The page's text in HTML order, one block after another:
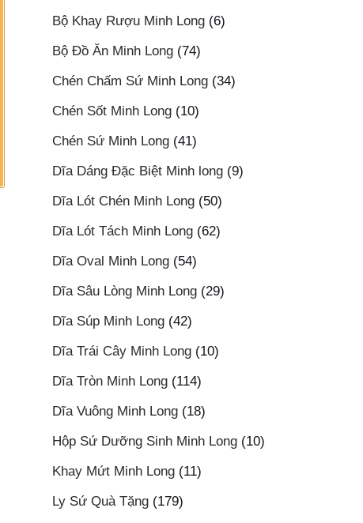
Bộ Khay Rượu Minh Long (6)
Bộ Đồ Ăn Minh Long (74)
Chén Chấm Sứ Minh Long (34)
Chén Sốt Minh Long (10)
Chén Sứ Minh Long (41)
Dĩa Dáng Đặc Biệt Minh long (9)
Dĩa Lót Chén Minh Long (50)
Dĩa Lót Tách Minh Long (62)
Dĩa Oval Minh Long (54)
Dĩa Sâu Lòng Minh Long (29)
Dĩa Súp Minh Long (42)
Dĩa Trái Cây Minh Long (10)
Dĩa Tròn Minh Long (114)
Dĩa Vuông Minh Long (18)
Hộp Sứ Dưỡng Sinh Minh Long (10)
Khay Mứt Minh Long (11)
Ly Sứ Quà Tặng (179)